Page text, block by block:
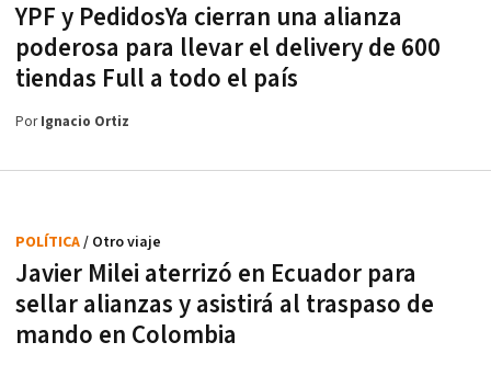
YPF y PedidosYa cierran una alianza
poderosa para llevar el delivery de 600
tiendas Full a todo el país
PorIgnacio Ortiz
Javier Milei aterrizó en Ecuador para
sellar alianzas y asistirá al traspaso de
mando en Colombia
POLÍTICA/ Otro viaje